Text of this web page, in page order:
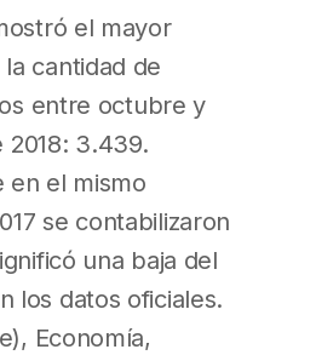
el mayor
cantidad de
entre octubre y
2018: 3.439.
en el mismo
se contabilizaron
una baja del
los datos oficiales.
Economía,